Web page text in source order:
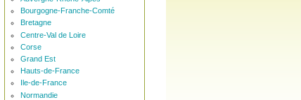
Bourgogne-Franche-Comté
Bretagne
Centre-Val de Loire
Corse
Grand Est
Hauts-de-France
Ile-de-France
Normandie